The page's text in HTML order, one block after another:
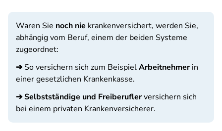
Waren Sie noch nie krankenversichert, werden Sie,
abhängig vom Beruf, einem der beiden Systeme
zugeordnet:
➔So versichern sich zum BeispielArbeitnehmerin
einer gesetzlichen Krankenkasse.
➔Selbstständige und Freiberuflerversichern sich
bei einem privaten Krankenversicherer.